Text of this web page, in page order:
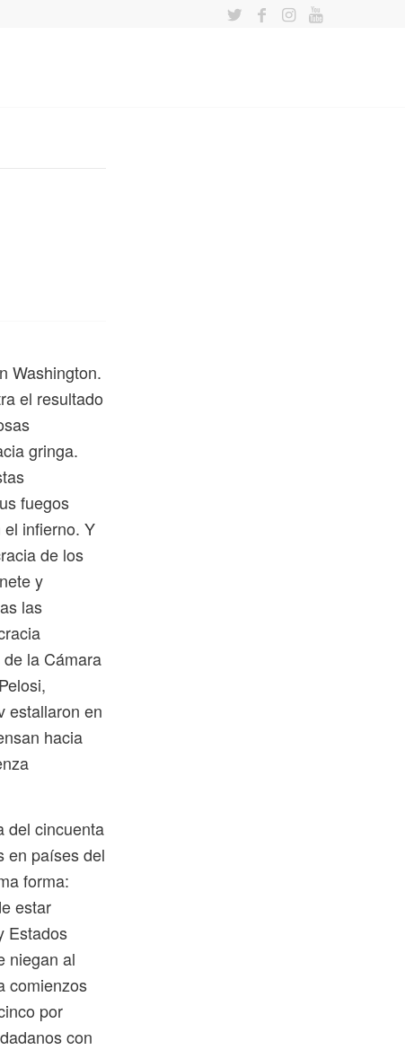
Washington.
el resultado
gringa.
fuegos
el infierno. Y
de los
y
las
la Cámara
estallaron en
hacia
del cincuenta
en países del
forma:
estar
Estados
niegan al
comienzos
por
con